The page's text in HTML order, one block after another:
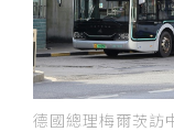
德國總理梅爾茨訪